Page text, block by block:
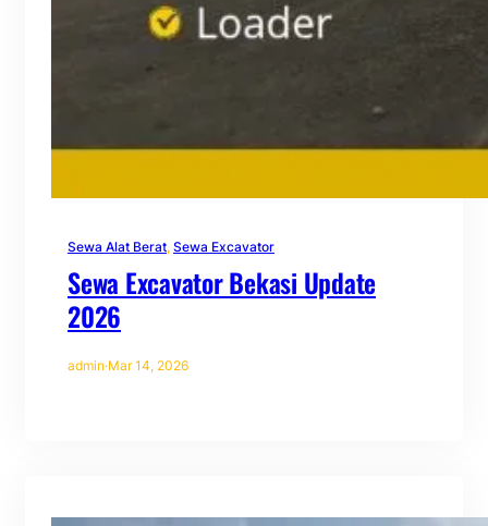
Sewa Alat Berat, Sewa Excavator
Sewa Excavator Bekasi Update
2026
admin·Mar 14, 2026